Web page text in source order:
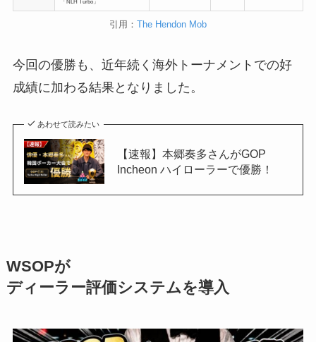
「NLH Turbo」
引用： The Hendon Mob
今回の優勝も、近年続く海外トーナメントでの好
成績に加わる結果となりました。
あわせて読みたい
【速報】本郷奏多さんがGOP
Incheon ハイローラーで優勝！
WSOPが
ディーラー評価システムを導入